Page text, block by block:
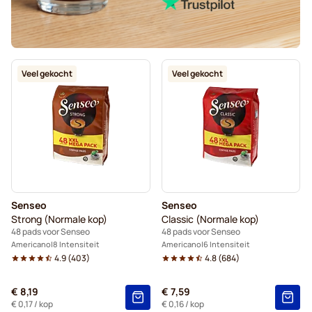
Veel gekocht
Senseo
Strong (Normale kop)
48 pads voor Senseo
Americano 8 Intensiteit
4.9(403)
€ 8,19
€ 0,17/ kop
Veel gekocht
Senseo
Classic (Normale kop)
48 pads voor Senseo
Americano 6 Intensiteit
4.8(684)
€ 7,59
€ 0,16/ kop